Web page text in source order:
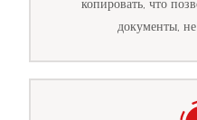
копировать, что
документы, не